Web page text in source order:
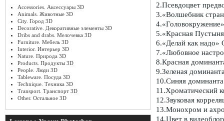
Accessories. Аксессуары 3D
Animals. Животные 3D
City. Город 3D
Decorative. Декоративные элементы 3D
Dribs and drabs. Мелочевка 3D
Furniture. Мебель 3D
Interior. Интерьер 3D
Nature. Природа 3D
Products. Продукты 3D
People. Люди 3D
Tableware. Посуда 3D
Technique. Техника 3D
Transport. Транспорт 3D
Other. Остальное 3D
2.Псевдоцвет
3.«Волшебник
5.«Красная
6.«Делай как надо»
7.«Любовное
8.Красная
9.Зеленая
10.Синяя доминанта
11.Хроматический
12.Звуковая
13.Монохром и
14.Цвет в